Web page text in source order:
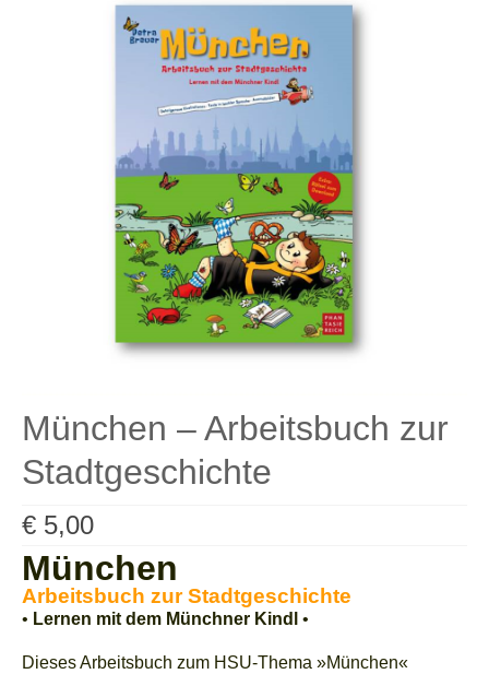
Events | Messen
PresseService
PresseEcho
Kontakt
Bibliotheken
Buchhandel
Hörpfade
Service
Datenschutz
Widerrufsbelehrung
Museumsbegleiter
München – Arbeitsbuch zur
Stadtgeschichte
€ 5,00
München
Arbeitsbuch zur Stadtgeschichte
• Lernen mit dem Münchner Kindl •
Dieses Arbeitsbuch zum HSU-Thema »München«